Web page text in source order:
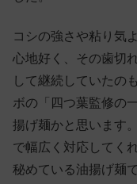
コシの強さや粘り気
心地好く、その歯切
して継続していたの
ボの「四つ葉監修の
揚げ麺かと思います
で幅広く対応してく
秘めている油揚げ麺